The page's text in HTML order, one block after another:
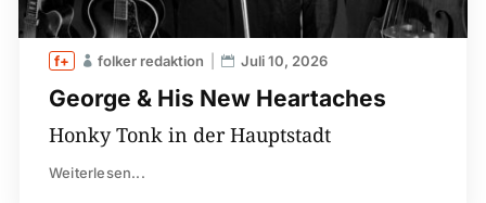
George & His New Heartaches
folker redaktion Juli 10, 2026
Honky Tonk in der Hauptstadt
Weiterlesen...